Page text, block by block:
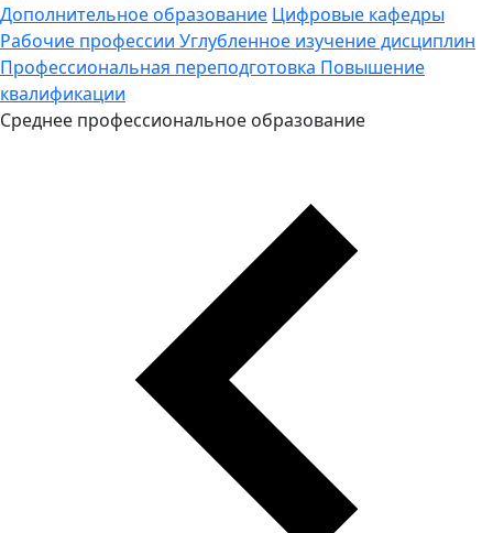
Дополнительное образование Цифровые кафедры
Рабочие профессии Углубленное изучение дисциплин
Профессиональная переподготовка Повышение
квалификации
Среднее профессиональное образование